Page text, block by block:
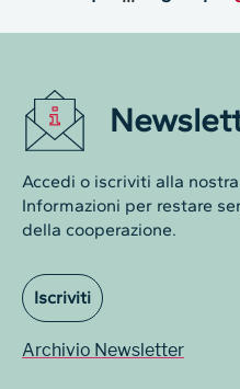
Accedi o iscriviti alla
Informazioni per restare
della cooperazione.
Iscriviti
Archivio Newsletter